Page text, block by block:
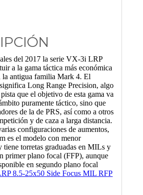
del 2017 la serie VX-3i LRP
a la gama táctica más económica
antigua familia Mark 4. El
Long Range Precision, algo
que el objetivo de esta gama va
puramente táctico, sino que
de la de PRS, así como a otros
y de caza a larga distancia.
configuraciones de aumentos,
es el modelo con menor
tiene torretas graduadas en MILs y
primer plano focal (FFP), aunque
en segundo plano focal
8.5-25x50 Side Focus MIL RFP